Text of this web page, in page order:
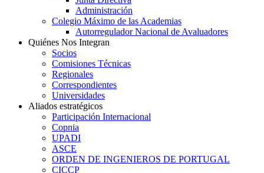
Administración
Colegio Máximo de las Academias
Autorregulador Nacional de Avaluadores
Quiénes Nos Integran
Socios
Comisiones Técnicas
Regionales
Correspondientes
Universidades
Aliados estratégicos
Participación Internacional
Copnia
UPADI
ASCE
ORDEN DE INGENIEROS DE PORTUGAL
CICCP